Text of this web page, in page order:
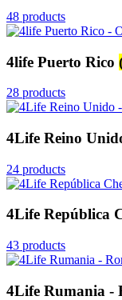
48 products
4life Puerto Rico
28 products
4Life Reino
24 products
4Life República
43 products
4Life Rumania -